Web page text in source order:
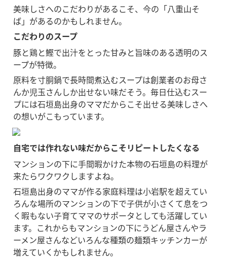
美味しさへのこだわりがあるこそ、今の「八重山そ
ば」があるのかもしれません。
こだわりのスープ
豚と鶏と鰹で出汁をとった甘みと旨味のある透明のス
ープが特徴。
原料を寸胴鍋で長時間煮込むスープは創業者のお母さ
んか児玉さんしか出せない味だそう。毎日仕込むスー
プには石垣島出身のママだからこそ出せる美味しさへ
の想いがこもっています。
自宅では作れない味だからこそリピートしたくなる
マンションの下に手間暇かけた本物の石垣島の料理が
来たらワクワクしますよね。
石垣島出身のママが作る家庭料理は小岩駅を超えてい
ろんな場所のマンションの下で子供が小さくて息をつ
く暇もない子育てママのサポータとしても活躍してい
ます。これからもマンションの下にうどん屋さんやラ
ーメン屋さんなどいろんな種類の麺類キッチンカーが
増えていくかもしれません。